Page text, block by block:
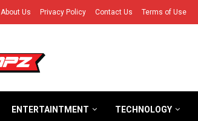
About Us Privacy Policy Contact Us Terms of Use
ENTERTAINTMENT TECHNOLOGY